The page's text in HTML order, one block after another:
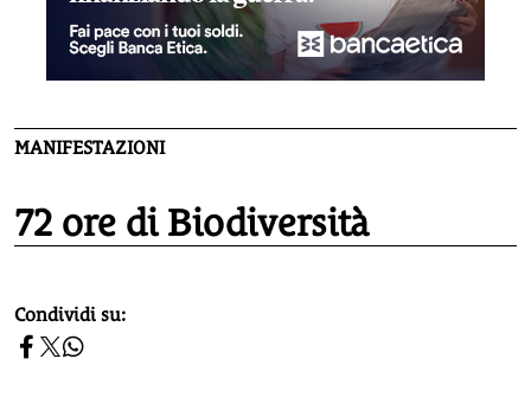
MANIFESTAZIONI
72 ore di Biodiversità
homepage h2
Condividi su: